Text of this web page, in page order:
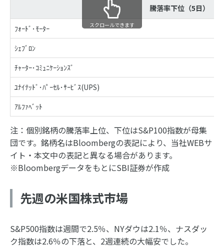
騰落率下位（5日）
ﾌｫｰﾄﾞ･ﾓｰﾀｰ
ｼｪﾌﾞﾛﾝ
ﾁｬｰﾀｰ･ｺﾐｭﾆｹｰｼｮﾝｽﾞ
ﾕﾅｲﾃｯﾄﾞ･ﾊﾟｰｾﾙ･ｻｰﾋﾞｽ(UPS)
ｱﾙﾌｧﾍﾞｯﾄ
スクロールできます
注：個別銘柄の騰落率上位、下位はS&P100指数が母集
団です。銘柄名はBloombergの表記により、当社WEBサ
イト・本文中の表記と異なる場合があります。
※BloombergデータをもとにSBI証券が作成
先週の米国株式市場
S&P500指数は週間で2.5％、NYダウは2.1％、ナスダッ
ク指数は2.6％の下落と、2週連続の大幅安でした。